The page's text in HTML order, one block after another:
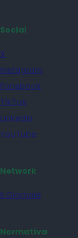
Social
X
Instagram
Facebook
TikTok
Linkedin
YouTube
Network
il Giornale
Normativa